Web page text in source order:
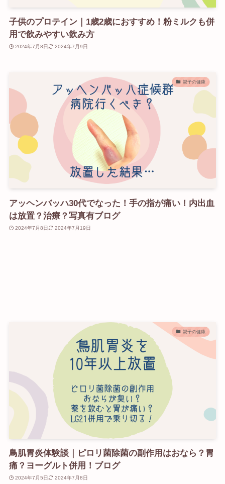
子供のプロテイン｜1歳2歳におすすめ！粉ミルクも併
用で飲みやすい飲み方
2024年7月8日 2024年7月9日
親子の健康
アッヘンバッハ30代でなった！手の指が痛い！内出血
は放置？治療？写真有ブログ
2024年7月8日 2024年7月19日
親子の健康
鳥肌胃炎体験談｜ピロリ菌除菌の副作用はおなら？胃
痛？ヨーグルト併用！ブログ
2024年7月5日 2024年7月8日